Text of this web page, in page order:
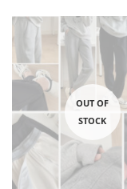
multiple
variants.
The
options
may
be
chosen